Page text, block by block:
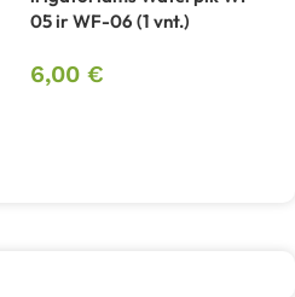
05 ir WF-06 (1 vnt.)
6,00 €